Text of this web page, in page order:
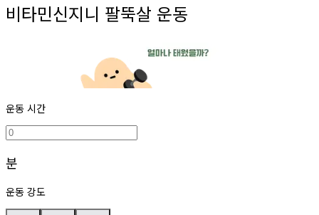
비타민신지니 팔뚝살 운동
운동 시간
분
운동 강도